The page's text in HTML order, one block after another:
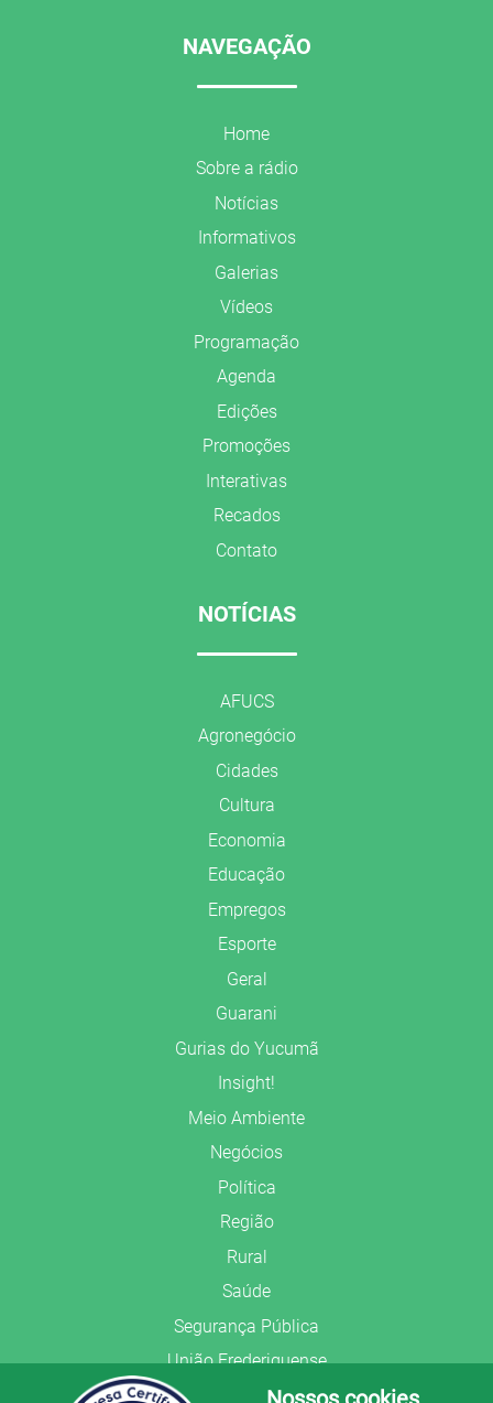
NAVEGAÇÃO
Home
Sobre a rádio
Notícias
Informativos
Galerias
Vídeos
Programação
Agenda
Edições
Promoções
Interativas
Recados
Contato
NOTÍCIAS
AFUCS
Agronegócio
Cidades
Cultura
Economia
Educação
Empregos
Esporte
Geral
Guarani
Gurias do Yucumã
Insight!
Meio Ambiente
Negócios
Política
Região
Rural
Saúde
Segurança Pública
União Frederiquense